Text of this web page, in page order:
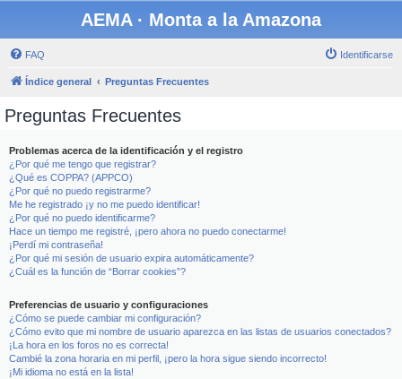
AEMA · Monta a la Amazona
FAQ Identificarse
Índice general Preguntas Frecuentes
Preguntas Frecuentes
Problemas acerca de la identificación y el registro
¿Por qué me tengo que registrar?
¿Qué es COPPA? (APPCO)
¿Por qué no puedo registrarme?
Me he registrado ¡y no me puedo identificar!
¿Por qué no puedo identificarme?
Hace un tiempo me registré, ¡pero ahora no puedo conectarme!
¡Perdí mi contraseña!
¿Por qué mi sesión de usuario expira automáticamente?
¿Cuál es la función de “Borrar cookies”?
Preferencias de usuario y configuraciones
¿Cómo se puede cambiar mi configuración?
¿Cómo evito que mi nombre de usuario aparezca en las listas de usuarios conectados?
¡La hora en los foros no es correcta!
Cambié la zona horaria en mi perfil, ¡pero la hora sigue siendo incorrecto!
¡Mi idioma no está en la lista!